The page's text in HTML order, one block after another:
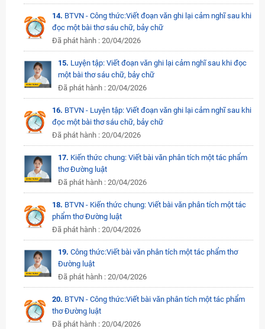
14. BTVN - Công thức:Viết đoạn văn ghi lại cảm nghĩ sau khi
đọc một bài thơ sáu chữ, bảy chữ
Đã phát hành : 20/04/2026
15. Luyện tập: Viết đoạn văn ghi lại cảm nghĩ sau khi đọc
một bài thơ sáu chữ, bảy chữ
Đã phát hành : 20/04/2026
16. BTVN - Luyện tập: Viết đoạn văn ghi lại cảm nghĩ sau khi
đọc một bài thơ sáu chữ, bảy chữ
Đã phát hành : 20/04/2026
17. Kiến thức chung: Viết bài văn phân tích một tác phẩm
thơ Đường luật
Đã phát hành : 20/04/2026
18. BTVN - Kiến thức chung: Viết bài văn phân tích một tác
phẩm thơ Đường luật
Đã phát hành : 20/04/2026
19. Công thức:Viết bài văn phân tích một tác phẩm thơ
Đường luật
Đã phát hành : 20/04/2026
20. BTVN - Công thức:Viết bài văn phân tích một tác phẩm
thơ Đường luật
Đã phát hành : 20/04/2026